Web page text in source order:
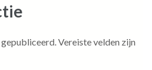
Vereiste velden zijn